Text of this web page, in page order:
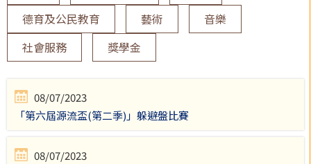
德育及公民教育
藝術
音樂
社會服務
獎學金
08/07/2023
「第六屆源流盃(第二季)」躲避盤比賽
08/07/2023